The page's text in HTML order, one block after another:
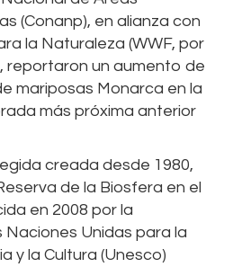
(Conanp), en alianza con
la Naturaleza (WWF, por
reportaron un aumento de
mariposas Monarca en la
más próxima anterior
creada desde 1980,
de la Biosfera en el
en 2008 por la
Naciones Unidas para la
y la Cultura (Unesco)